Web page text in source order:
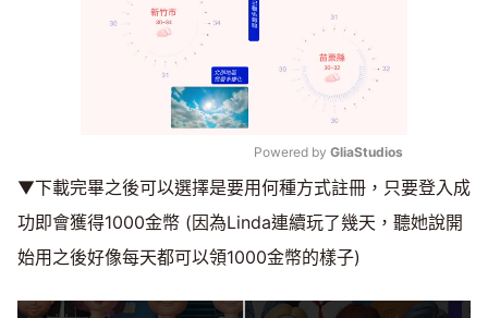
Mute
Powered by GliaStudios
▼下載完畢之後可以選擇是要用何種方式註冊，只要登入成
功即會獲得1000金幣 (因為Linda連續玩了幾天，聽她說開
始用之後好像每天都可以領1000金幣的樣子)